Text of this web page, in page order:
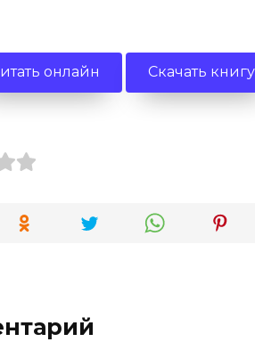
онлайн Скачать книгу